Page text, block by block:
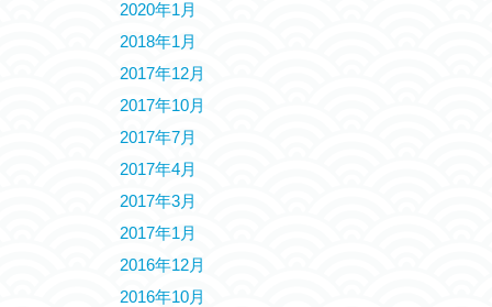
2020年1月
2018年1月
2017年12月
2017年10月
2017年7月
2017年4月
2017年3月
2017年1月
2016年12月
2016年10月